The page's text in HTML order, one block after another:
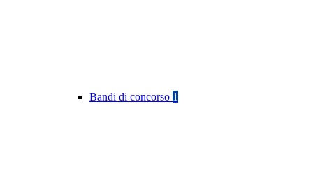
Bandi di concorso 1